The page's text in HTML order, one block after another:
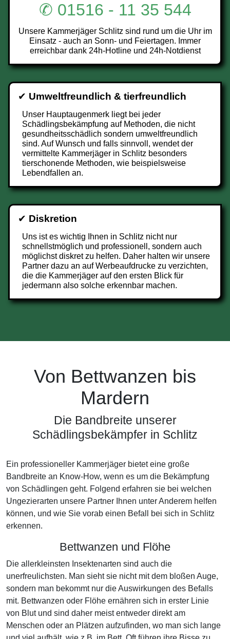
✆ 01516 - 11 35 544
Unsere Kammerjäger Schlitz sind rund um die Uhr im
Einsatz - auch an Sonn- und Feiertagen. Immer
erreichbar dank 24h-Hotline und 24h-Notdienst
✔ Umweltfreundlich & tierfreundlich
Unser Hauptaugenmerk liegt bei jeder
Schädlingsbekämpfung auf Methoden, die nicht
gesundheitsschädlich sondern umweltfreundlich
sind. Auf Wunsch und falls sinnvoll, wendet der
vermittelte Kammerjäger in Schlitz besonders
tierschonende Methoden, wie beispielsweise
Lebendfallen an.
✔ Diskretion
Uns ist es wichtig Ihnen in Schlitz nicht nur
schnellstmöglich und professionell, sondern auch
möglichst diskret zu helfen. Daher halten wir unsere
Partner dazu an auf Werbeaufdrucke zu verzichten,
die die Kammerjäger auf den ersten Blick für
jedermann also solche erkennbar machen.
Von Bettwanzen bis
Mardern
Die Bandbreite unserer
Schädlingsbekämpfer in Schlitz
Ein professioneller Kammerjäger bietet eine große
Bandbreite an Know-How, wenn es um die Bekämpfung
von Schädlingen geht. Folgend erfahren sie bei welchen
Ungezierarten unsere Partner Ihnen unter Anderem helfen
können, und wie Sie vorab einen Befall bei sich in Schlitz
erkennen.
Bettwanzen und Flöhe
Die allerkleinsten Insektenarten sind auch die
unerfreulichsten. Man sieht sie nicht mit dem bloßen Auge,
sondern man bekommt nur die Auswirkungen des Befalls
mit. Bettwanzen oder Flöhe ernähren sich in erster Linie
von Blut und sind daher meist entweder direkt am
Menschen oder an Plätzen aufzufinden, wo man sich lange